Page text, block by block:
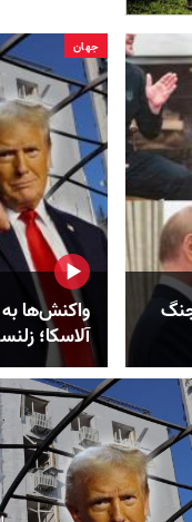
جهان
واکنش‌ها به
آلاسکا؛